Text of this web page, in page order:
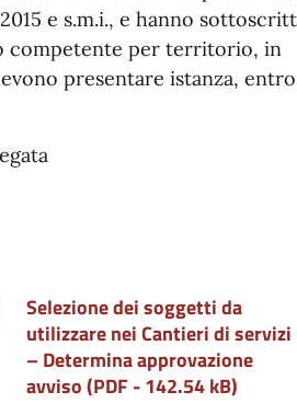
e s.m.i., e hanno
competente per territorio, in
presentare istanza, entro
Selezione dei soggetti da
utilizzare nei Cantieri di servizi
– Determina approvazione
avviso (PDF - 142.54 kB)